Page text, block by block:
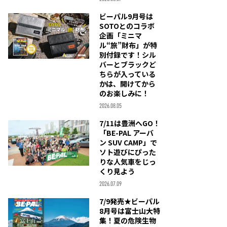
ビーパル9月号は
SOTOとのコラボ
企画「ミニマ
ル“旅”財布」が特
別付録です！シル
バーとブラックど
ちらが入っている
かは、開けてから
のお楽しみに！
2026.08.05
7/11は豊洲へGO！
「BE-PAL アーバ
ン SUV CAMP」で
ソト遊びにぴった
りな人気車をじっ
くり見よう
2026.07.09
7/9発売★ビーパル
8月号は富士山大特
集！夏の危険生物